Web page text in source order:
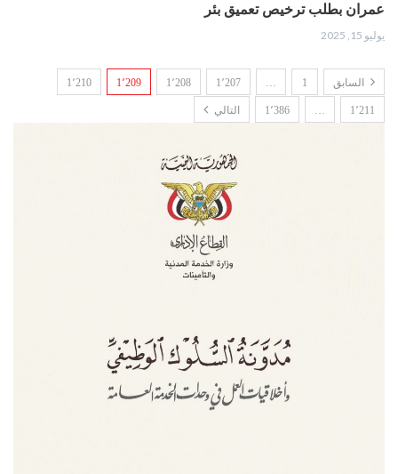
عمران بطلب ترخيص تعميق بئر
يوليو 15, 2025
السابق 1
… 1٬207 1٬208 1٬209 1٬210
1٬211 … 1٬386 التالي